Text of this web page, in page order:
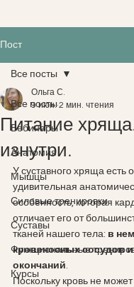
Пост
Все посты
Вебинары
Анатомия
Мышцы
Силовые тренировки
Суставы
Функциональные
Курсы
Все посты
Питание
изнутри.
Ольга С.
9 июн. 2 мин. чтения
У суставного хряща есть
удивительная
особенность, которая
отличает его от
тканей нашего тела: в
кровеносных сосудов
окончаний.
Поскольку кровь не